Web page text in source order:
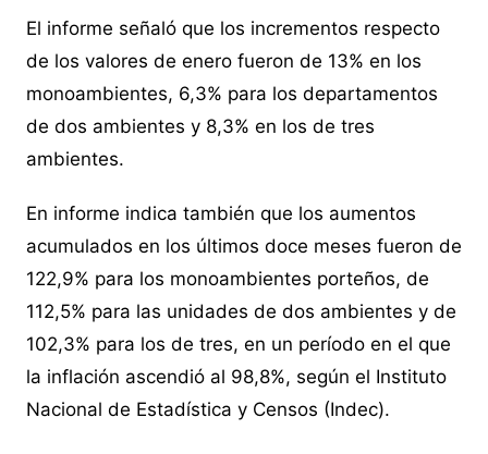
El informe señaló que los incrementos respecto
de los valores de enero fueron de 13% en los
monoambientes, 6,3% para los departamentos
de dos ambientes y 8,3% en los de tres
ambientes.
En informe indica también que los aumentos
acumulados en los últimos doce meses fueron de
122,9% para los monoambientes porteños, de
112,5% para las unidades de dos ambientes y de
102,3% para los de tres, en un período en el que
la inflación ascendió al 98,8%, según el Instituto
Nacional de Estadística y Censos (Indec).